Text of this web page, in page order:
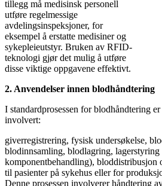
tillegg må medisinsk personell
utføre regelmessige
avdelingsinspeksjoner, for
eksempel å erstatte medisiner og
sykepleieutstyr. Bruken av RFID-
teknologi gjør det mulig å utføre
disse viktige oppgavene effektivt.
2. Anvendelser innen blodhåndtering
I standardprosessen for blodhåndtering
involvert:
giverregistrering, fysisk undersøkelse,
blodinnsamling, blodlagring, lagerstyring
komponentbehandling), bloddistribusjon
til pasienter på sykehus eller for
Denne prosessen involverer håndtering